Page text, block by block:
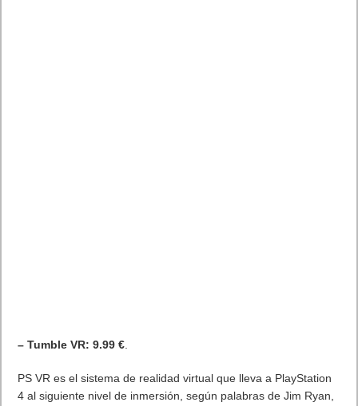
– Tumble VR: 9.99 €.
PS VR es el sistema de realidad virtual que lleva a PlayStation
4 al siguiente nivel de inmersión, según palabras de Jim Ryan,